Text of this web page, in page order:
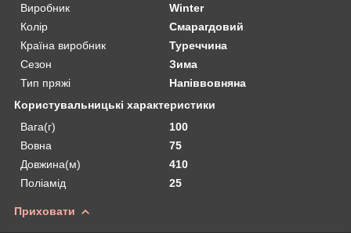
Виробник
Winter
Колір
Смарагдовий
Країна виробник
Туреччина
Сезон
Зима
Тип пряжі
Напіввовняна
Користувальницькі характеристики
Вага(г)
100
Вовна
75
Довжина(м)
410
Поліамід
25
Приховати